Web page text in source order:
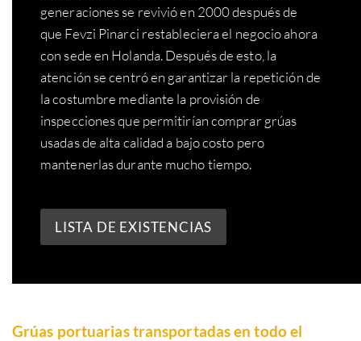
generaciones se revivió en 2000 después de
que Fevzi Pinarci restableciera el negocio ahora
con sede en Holanda. Después de esto, la
atención se centró en garantizar la repetición de
la costumbre mediante la provisión de
inspecciones que permitirían comprar grúas
usadas de alta calidad a bajo costo pero
mantenerlas durante mucho tiempo.
LISTA DE EXISTENCIAS
Grúas portuarias transportadas en todo el